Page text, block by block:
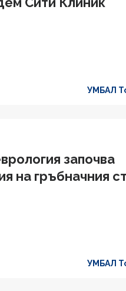
УМБАЛ
започва
на гръбначния
УМБАЛ